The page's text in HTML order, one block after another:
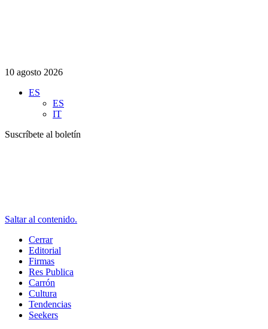
10 agosto 2026
ES
ES
IT
Suscríbete al boletín
Saltar al contenido.
Cerrar
Editorial
Firmas
Res Publica
Carrón
Cultura
Tendencias
Seekers